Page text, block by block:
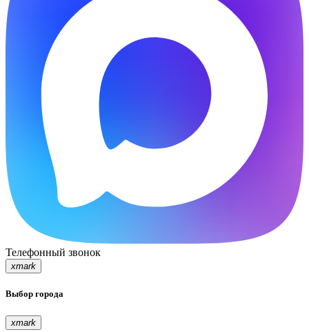
Телефонный звонок
xmark
Выбор города
xmark